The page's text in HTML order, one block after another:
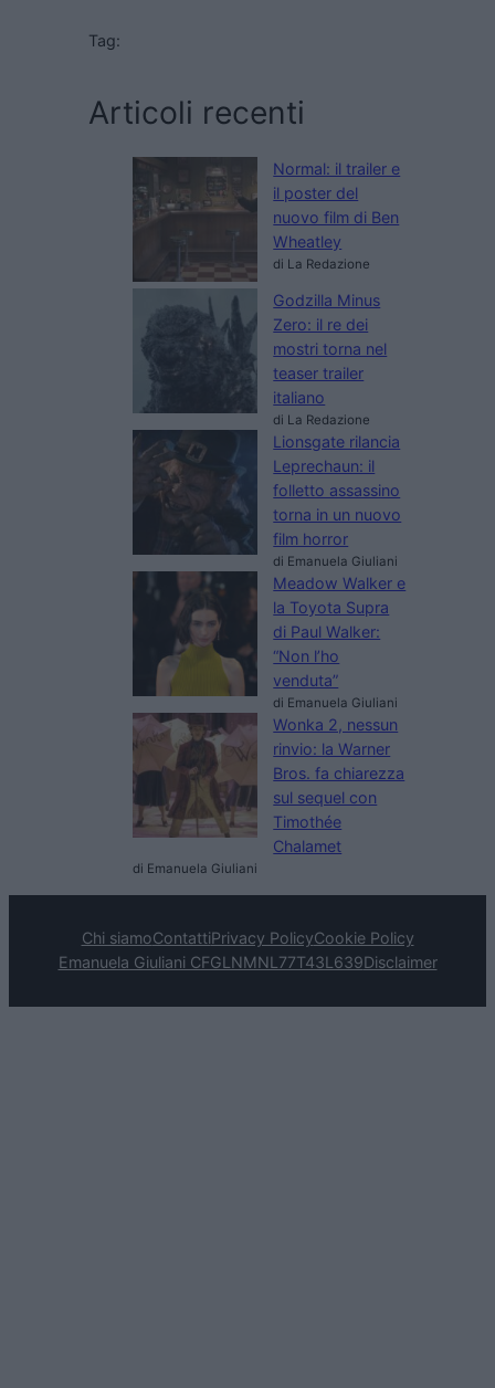
Tag:
Articoli recenti
Normal: il trailer e
il poster del
nuovo film di Ben
Wheatley
di La Redazione
Godzilla Minus
Zero: il re dei
mostri torna nel
teaser trailer
italiano
di La Redazione
Lionsgate rilancia
Leprechaun: il
folletto assassino
torna in un nuovo
film horror
di Emanuela Giuliani
Meadow Walker e
la Toyota Supra
di Paul Walker:
“Non l’ho
venduta”
di Emanuela Giuliani
Wonka 2, nessun
rinvio: la Warner
Bros. fa chiarezza
sul sequel con
Timothée
Chalamet
di Emanuela Giuliani
Chi siamoContattiPrivacy PolicyCookie Policy
Emanuela Giuliani CFGLNMNL77T43L639Disclaimer